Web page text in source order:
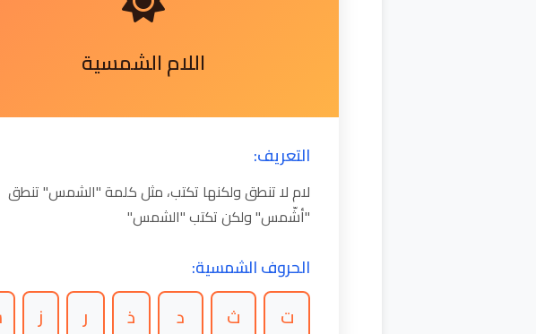
اللام الشمسية
التعريف:
لام لا تنطق ولكنها تكتب، مثل كلمة "الشمس" تنطق
"أشّمس" ولكن تكتب "الشمس"
الحروف الشمسية:
ت ث د ذ ر ز